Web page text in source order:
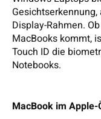
Display-Rahmen.
MacBooks kommt,
Touch ID die
Notebooks.
MacBook im